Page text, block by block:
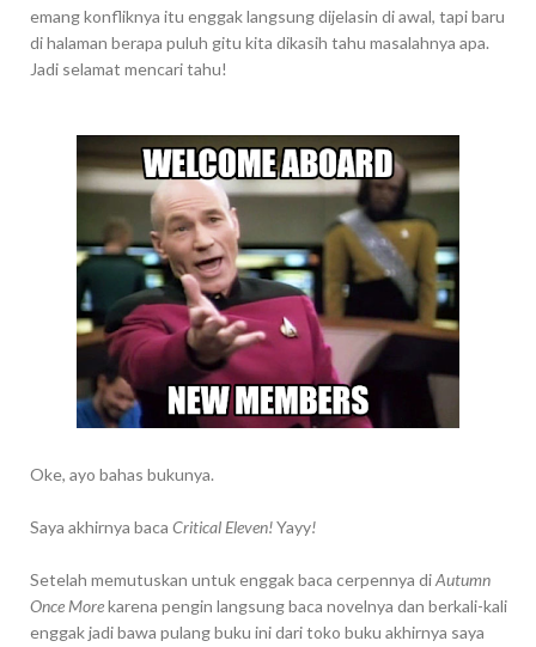
emang konfliknya itu enggak langsung dijelasin di awal, tapi baru
di halaman berapa puluh gitu kita dikasih tahu masalahnya apa.
Jadi selamat mencari tahu!
Oke, ayo bahas bukunya.
Saya akhirnya baca Critical Eleven!Yayy!
Setelah memutuskan untuk enggak baca cerpennya diAutumn
Once Morekarena pengin langsung baca novelnya dan berkali-kali
enggak jadi bawa pulang buku ini dari toko buku akhirnya saya